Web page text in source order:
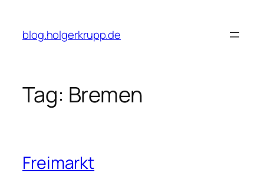
content
blog.holgerkrupp.de
Tag: Bremen
Freimarkt